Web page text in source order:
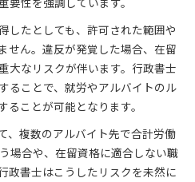
したとしても、許可された範囲や
せん。違反が発覚した場合、在留
大なリスクが伴います。行政書士
ることで、就労やアルバイトのル
ことが可能となります。
、複数のアルバイト先で合計労働
場合や、在留資格に適合しない職
政書士はこうしたリスクを未然に